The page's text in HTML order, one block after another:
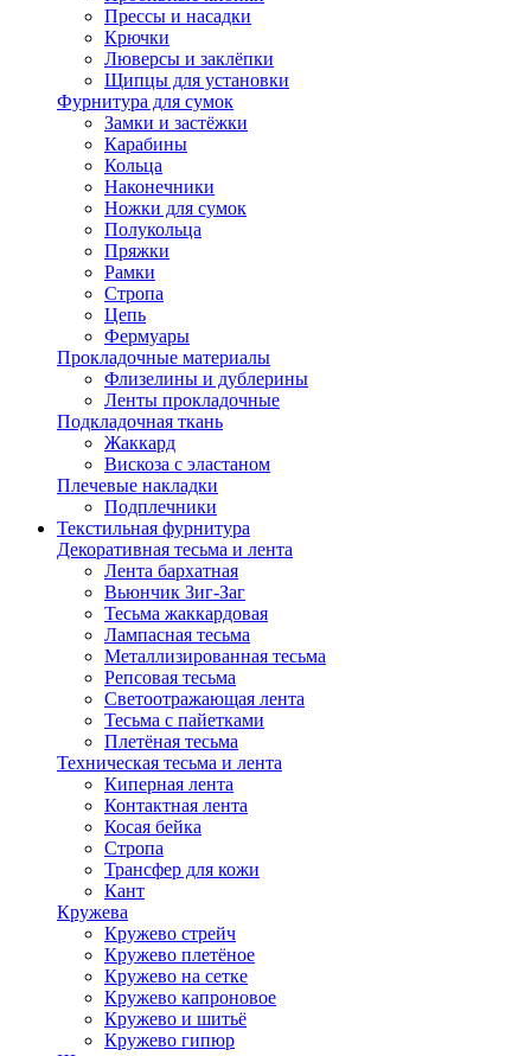
Прессы и насадки
Крючки
Люверсы и заклёпки
Щипцы для установки
Фурнитура для сумок
Замки и застёжки
Карабины
Кольца
Наконечники
Ножки для сумок
Полукольца
Пряжки
Рамки
Стропа
Цепь
Фермуары
Прокладочные материалы
Флизелины и дублерины
Ленты прокладочные
Подкладочная ткань
Жаккард
Вискоза с эластаном
Плечевые накладки
Подплечники
Текстильная фурнитура
Декоративная тесьма и лента
Лента бархатная
Вьюнчик Зиг-Заг
Тесьма жаккардовая
Лампасная тесьма
Металлизированная тесьма
Репсовая тесьма
Светоотражающая лента
Тесьма с пайетками
Плетёная тесьма
Техническая тесьма и лента
Киперная лента
Контактная лента
Косая бейка
Стропа
Трансфер для кожи
Кант
Кружева
Кружево стрейч
Кружево плетёное
Кружево на сетке
Кружево капроновое
Кружево и шитьё
Кружево гипюр